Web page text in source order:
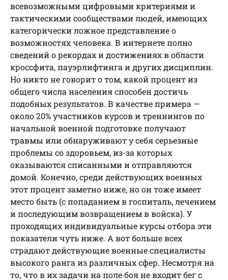
всевозможными цифровыми критериями и
тактическими сообществами людей, имеющих
категорически ложное представление о
возможностях человека. В интернете полно
сведений о рекордах и достижениях в области
кроссфита, пауэрлифтинга и других дисциплин.
Но никто не говорит о том, какой процент из
общего числа населения способен достичь
подобных результатов. В качестве примера —
около 20% участников курсов и треннингов по
начальной военной подготовке получают
травмы или обнаруживают у себя серьезные
проблемы со здоровьем, из-за которых
оказываются списанными и отправляются
домой. Конечно, среди действующих военных
этот процент заметно ниже, но он тоже имеет
место быть (с попаданием в госпиталь, лечением
и последующим возвращением в войска). У
проходящих индивидуальные курсы отбора эти
показатели чуть ниже. А вот больше всех
страдают действующие военные специалисты
высокого ранга из различных сфер. Несмотря на
то, что в их задачи на поле боя не входит бег с